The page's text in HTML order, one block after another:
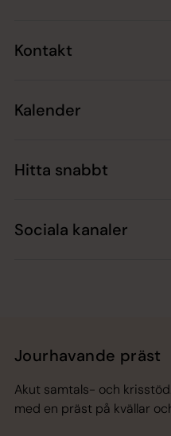
Kontakt
Kalender
Hitta snabbt
Sociala kanaler
Jourhavande präst
Akut samtals- och
med en präst på kvällar